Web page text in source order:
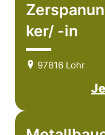
ker/ -in
97816 Lohr